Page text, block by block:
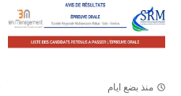
منذ بضع ايام